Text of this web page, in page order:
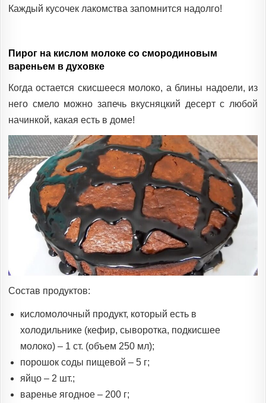
Каждый кусочек лакомства запомнится надолго!
Пирог на кислом молоке со смородиновым
вареньем в духовке
Когда остается скисшееся молоко, а блины надоели, из
него смело можно запечь вкусняцкий десерт с любой
начинкой, какая есть в доме!
Состав продуктов:
кисломолочный продукт, который есть в
холодильнике (кефир, сыворотка, подкисшее
молоко) – 1 ст. (объем 250 мл);
порошок соды пищевой – 5 г;
яйцо – 2 шт.;
варенье ягодное – 200 г;